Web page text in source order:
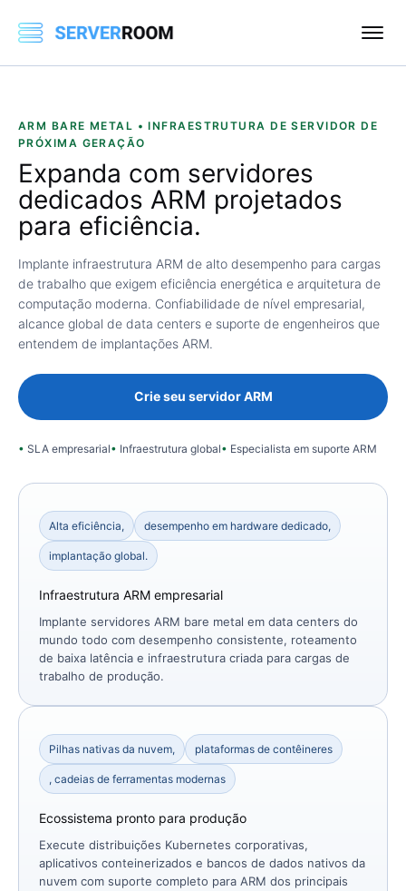
ARM BARE METAL • INFRAESTRUTURA DE SERVIDOR DE
PRÓXIMA GERAÇÃO
Expanda com servidores
dedicados ARM projetados
para eficiência.
Implante infraestrutura ARM de alto desempenho para cargas
de trabalho que exigem eficiência energética e arquitetura de
computação moderna. Confiabilidade de nível empresarial,
alcance global de data centers e suporte de engenheiros que
entendem de implantações ARM.
Crie seu servidor ARM
SLA empresarial Infraestrutura global Especialista em suporte ARM
Alta eficiência, desempenho em hardware dedicado,
implantação global.
Infraestrutura ARM empresarial
Implante servidores ARM bare metal em data centers do
mundo todo com desempenho consistente, roteamento
de baixa latência e infraestrutura criada para cargas de
trabalho de produção.
Pilhas nativas da nuvem, plataformas de contêineres
, cadeias de ferramentas modernas
Ecossistema pronto para produção
Execute distribuições Kubernetes corporativas,
aplicativos conteinerizados e bancos de dados nativos da
nuvem com suporte completo para ARM dos principais